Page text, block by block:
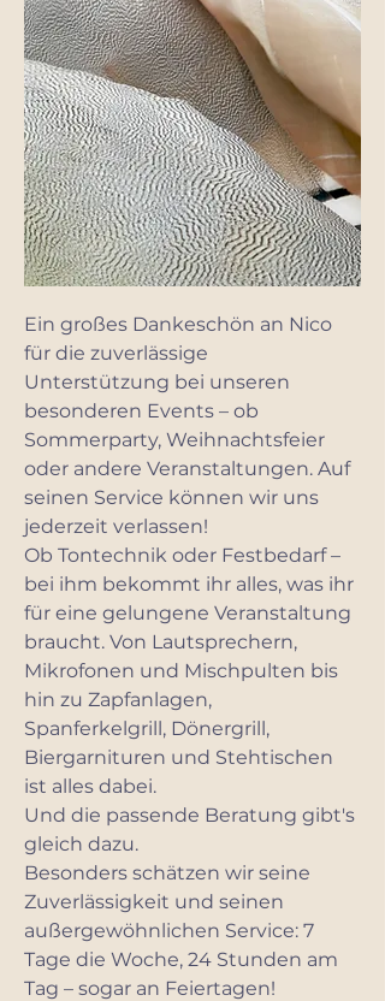
Ein großes Dankeschön an Nico
für die zuverlässige
Unterstützung bei unseren
besonderen Events – ob
Sommerparty, Weihnachtsfeier
oder andere Veranstaltungen. Auf
seinen Service können wir uns
jederzeit verlassen!
Ob Tontechnik oder Festbedarf –
bei ihm bekommt ihr alles, was ihr
für eine gelungene Veranstaltung
braucht. Von Lautsprechern,
Mikrofonen und Mischpulten bis
hin zu Zapfanlagen,
Spanferkelgrill, Dönergrill,
Biergarnituren und Stehtischen
ist alles dabei.
Und die passende Beratung gibt's
gleich dazu.
Besonders schätzen wir seine
Zuverlässigkeit und seinen
außergewöhnlichen Service: 7
Tage die Woche, 24 Stunden am
Tag – sogar an Feiertagen!